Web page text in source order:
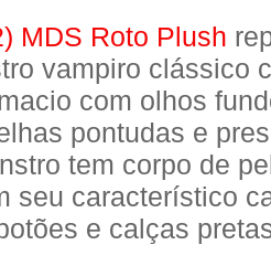
MDS Roto Plush
vampiro clássico
com olhos
pontudas e
tem corpo de
seu característico
e calças